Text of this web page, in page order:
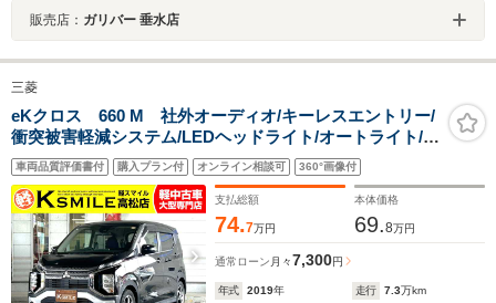
販売店： ガリバー 垂水店
三菱
eKクロス 660 M 社外オーディオ/キーレスエントリー/
衝突被害軽減システム/LEDヘッドライト/オートライト/フ
ロントフォグランプ/社外アルミホイール/ヘッドライトレ
ベライザー/ベンチシート/電動格納ミラー
車両品質評価書付 購入プラン付 オンライン相談可 360°画像付
支払総額
74.7万円
本体価格
69.8万円
通常ローン 月々7,300円
年式 2019年 走行 7.3万km